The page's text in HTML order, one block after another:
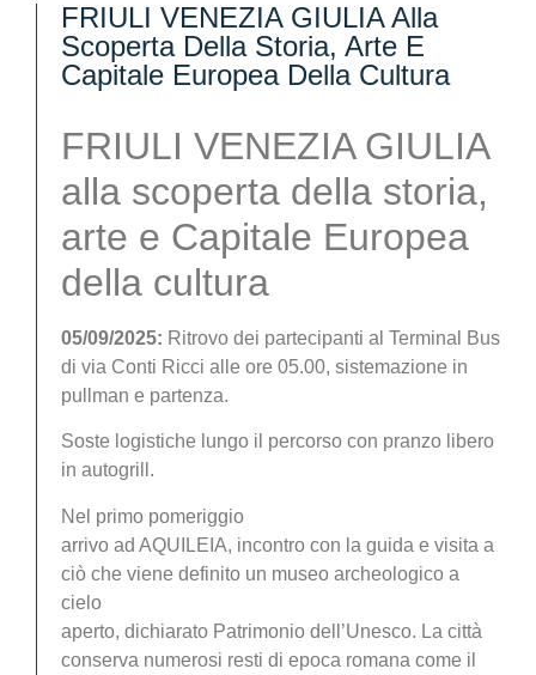
FRIULI VENEZIA GIULIA Alla
Scoperta Della Storia, Arte E
Capitale Europea Della Cultura
FRIULI VENEZIA GIULIA
alla scoperta della storia,
arte e Capitale Europea
della cultura
05/09/2025: Ritrovo dei partecipanti al Terminal Bus
di via Conti Ricci alle ore 05.00, sistemazione in
pullman e partenza.
Soste logistiche lungo il percorso con pranzo libero
in autogrill.
Nel primo pomeriggio
arrivo ad AQUILEIA, incontro con la guida e visita a
ciò che viene definito un museo archeologico a
cielo
aperto, dichiarato Patrimonio dell’Unesco. La città
conserva numerosi resti di epoca romana come il